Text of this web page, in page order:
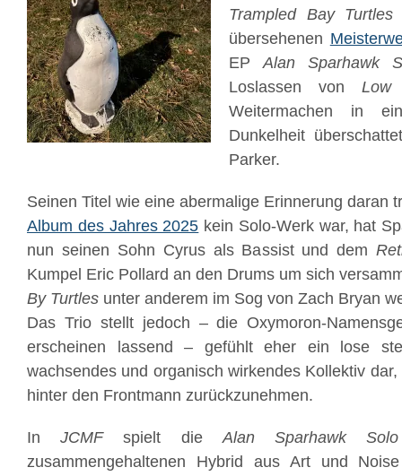
Trampled Bay Turtles
übersehenen
EPAlan Sparhawk
Loslassen von Low
Weitermachen in
Dunkelheit
Parker.
Seinen Titel wie eine abermalige Erinnerung daran
Album des Jahres 2025 kein Solo-Werk war, hat
nun seinen Sohn Cyrus als Bassist und dem
Kumpel Eric Pollard an den Drums um sich
By Turtles unter anderem im Sog von Zach Bryan
Das Trio stellt jedoch – die Oxymoron-
erscheinen lassend – gefühlt eher ein lose
wachsendes und organisch wirkendes Kollektiv
hinter den Frontmann zurückzunehmen.
InJCMFspielt dieAlan Sparhawk
zusammengehaltenen Hybrid aus Art und